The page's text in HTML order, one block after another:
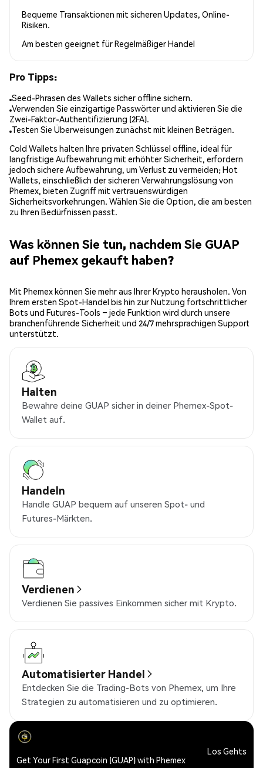
Bequeme Transaktionen mit sicheren Updates, Online-
Risiken.
Am besten geeignet fürRegelmäßiger Handel
Pro Tipps:
Seed-Phrasen des Wallets sicher offline sichern.
Verwenden Sie einzigartige Passwörter und aktivieren Sie die
Zwei-Faktor-Authentifizierung (2FA).
Testen Sie Überweisungen zunächst mit kleinen Beträgen.
Cold Wallets halten Ihre privaten Schlüssel offline, ideal für
langfristige Aufbewahrung mit erhöhter Sicherheit, erfordern
jedoch sichere Aufbewahrung, um Verlust zu vermeiden; Hot
Wallets, einschließlich der sicheren Verwahrungslösung von
Phemex, bieten Zugriff mit vertrauenswürdigen
Sicherheitsvorkehrungen. Wählen Sie die Option, die am besten
zu Ihren Bedürfnissen passt.
Was können Sie tun, nachdem Sie GUAP
auf Phemex gekauft haben?
Mit Phemex können Sie mehr aus Ihrer Krypto herausholen. Von
Ihrem ersten Spot-Handel bis hin zur Nutzung fortschrittlicher
Bots und Futures-Tools – jede Funktion wird durch unsere
branchenführende Sicherheit und 24/7 mehrsprachigen Support
unterstützt.
Halten
Bewahre deine GUAP sicher in deiner Phemex-Spot-
Wallet auf.
Handeln
Handle GUAP bequem auf unseren Spot- und
Futures-Märkten.
Verdienen
Verdienen Sie passives Einkommen sicher mit Krypto.
Automatisierter Handel
Entdecken Sie die Trading-Bots von Phemex, um Ihre
Strategien zu automatisieren und zu optimieren.
Get Your First Guapcoin (GUAP) with Phemex
Los Gehts